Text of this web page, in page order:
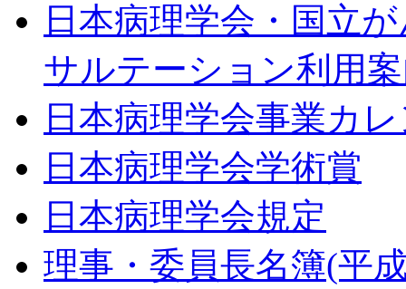
日本病理学会・国立
サルテーション利用
日本病理学会事業カ
日本病理学会学術賞
日本病理学会規定
理事・委員長名簿(平